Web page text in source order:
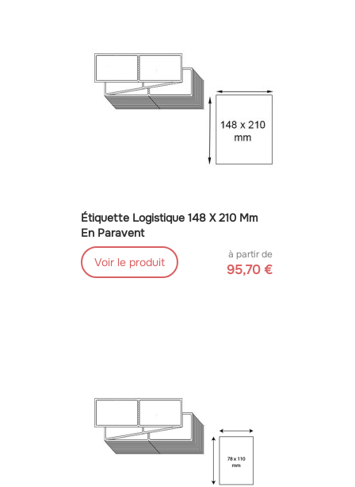
Étiquette Logistique 148 X 210 Mm
En Paravent
Voir le produit
à partir de
95,70 €